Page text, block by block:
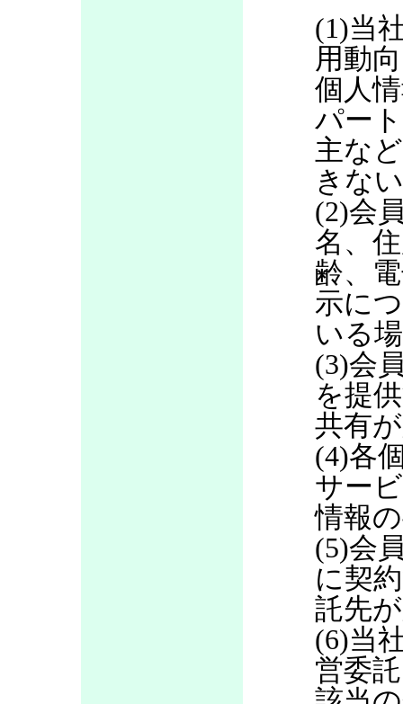
(1)当
用動
個人
パー
主な
きな
(2)会
名、
齢、
示に
いる
(3)会
を提
共有
(4)各
サー
情報
(5)会
に契
託先
(6)当
営委